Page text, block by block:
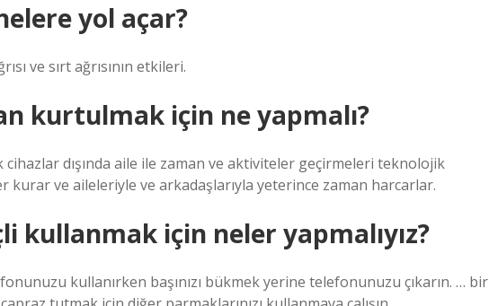
yol açar?
ve sırt ağrısının etkileri.
kurtulmak için ne yapmalı?
dışında aile ile zaman ve aktiviteler geçirmeleri teknolojik
kurar ve aileleriyle ve arkadaşlarıyla yeterince zaman harcarlar.
kullanmak için neler yapmalıyız?
kullanırken başınızı bükmek yerine telefonunuzu çıkarın. … bir